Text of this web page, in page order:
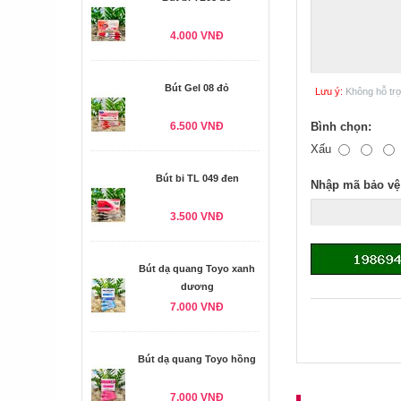
4.000 VNĐ
Bút Gel 08 đỏ
6.500 VNĐ
Bút bi TL 049 đen
3.500 VNĐ
Bút dạ quang Toyo xanh
dương
7.000 VNĐ
Bút dạ quang Toyo hồng
7.000 VNĐ
Lưu ý: Không hỗ
Bình chọn:
Xấu
Nhập mã bảo